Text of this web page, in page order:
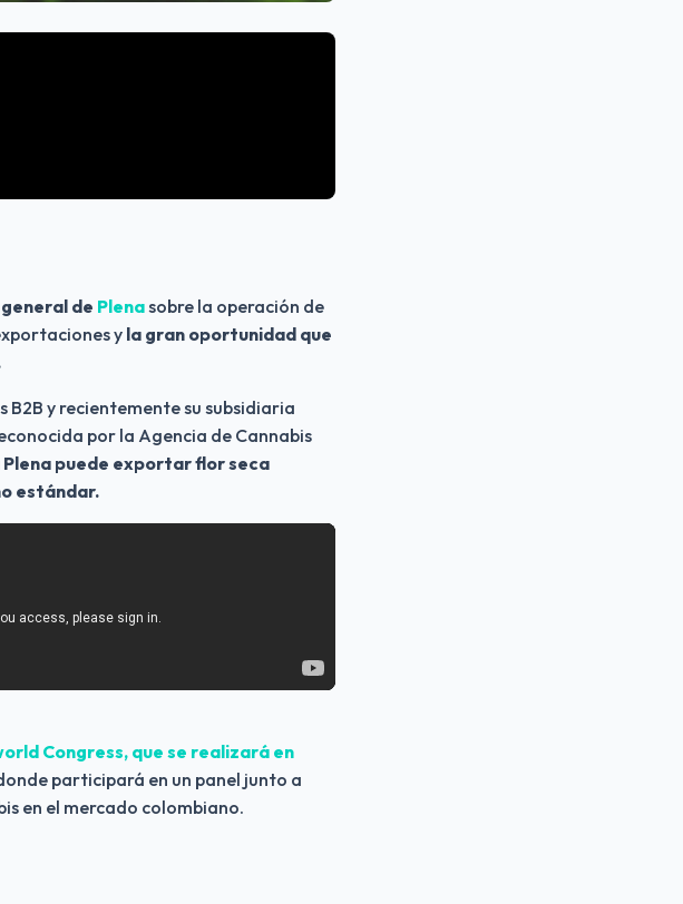
de Plena sobre la operación de
y la gran oportunidad que
por la Agencia de Cannabis
Plena puede exportar flor seca
estándar.
Congress, que se realizará en
participará en un panel junto a
en el mercado colombiano.